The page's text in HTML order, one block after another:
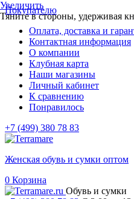
Покупателю
Оплата, доставка и
Контактная информация
О компании
Клубная карта
Наши магазины
Личный кабинет
К сравнению
Понравилось
+7 (499) 380 78 83
Женская обувь и сумки оптом
0 Корзина
Обувь и сумки
Увеличить
Тяните в стороны, удерживая